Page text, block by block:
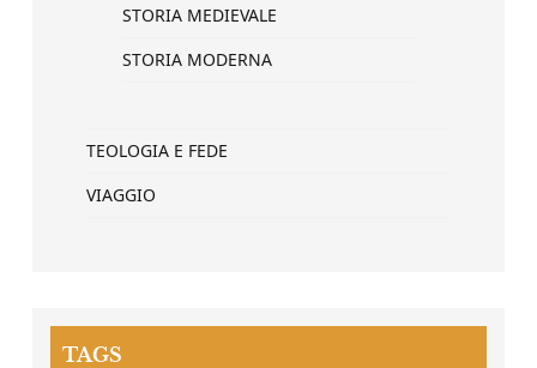
STORIA MEDIEVALE
STORIA MODERNA
TEOLOGIA E FEDE
VIAGGIO
TAGS